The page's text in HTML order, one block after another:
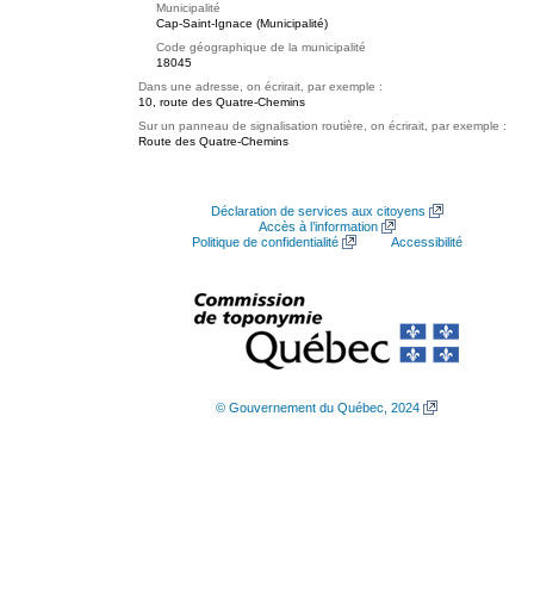
Municipalité
Cap-Saint-Ignace (Municipalité)
Code géographique de la municipalité
18045
Dans une adresse, on écrirait, par exemple :
10, route des Quatre-Chemins
Sur un panneau de signalisation routière, on écrirait, par exemple :
Route des Quatre-Chemins
Déclaration de services aux citoyens
Accès à l’information
Politique de confidentialité
Accessibilité
© Gouvernement du Québec, 2024